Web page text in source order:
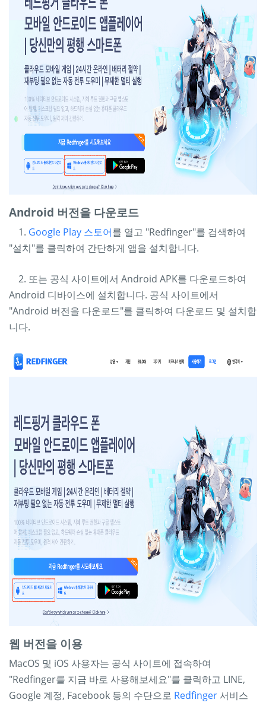
Android 버전을 다운로드
1. Google Play 스토어를 열고 "Redfinger"를 검색하여
"설치"를 클릭하여 간단하게 앱을 설치합니다.
2. 또는 공식 사이트에서 Android APK를 다운로드하여
Android 디바이스에 설치합니다. 공식 사이트에서
"Android 버전을 다운로드"를 클릭하여 다운로드 및 설치합
니다.
웹 버전을 이용
MacOS 및 iOS 사용자는 공식 사이트에 접속하여
"Redfinger를 지금 바로 사용해보세요"를 클릭하고 LINE,
Google 계정, Facebook 등의 수단으로 Redfinger 서비스